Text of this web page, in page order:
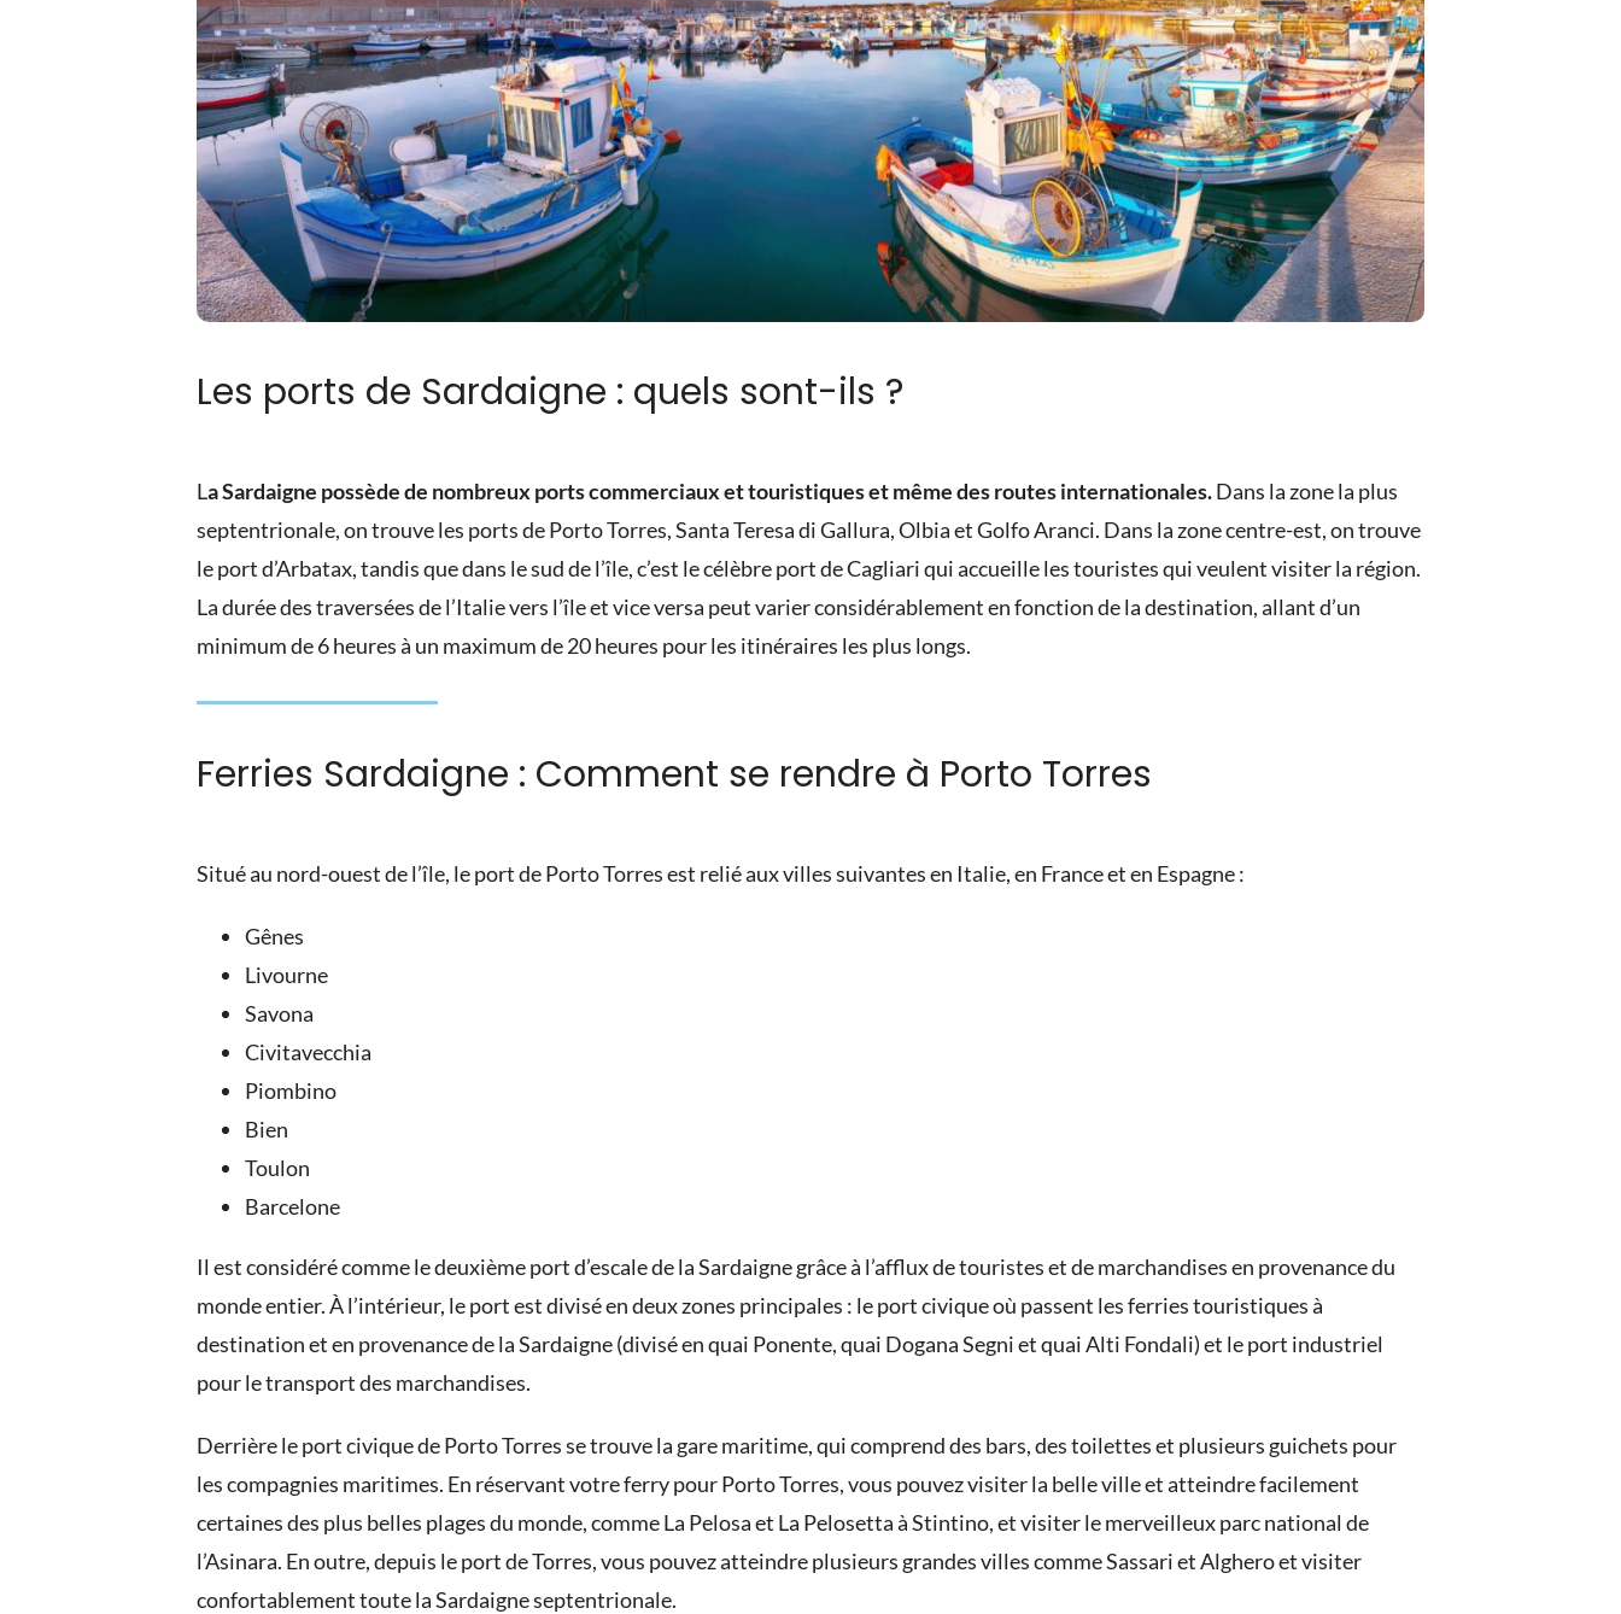
Les ports de Sardaigne : quels sont-ils ?
La Sardaigne possède de nombreux ports commerciaux et touristiques et même des routes internationales.Dans la zone la plus
septentrionale, on trouve les ports de Porto Torres, Santa Teresa di Gallura, Olbia et Golfo Aranci. Dans la zone centre-est, on trouve
le port d’Arbatax, tandis que dans le sud de l’île, c’est le célèbre port de Cagliari qui accueille les touristes qui veulent visiter la région.
La durée des traversées de l’Italie vers l’île et vice versa peut varier considérablement en fonction de la destination, allant d’un
minimum de 6 heures à un maximum de 20 heures pour les itinéraires les plus longs.
Ferries Sardaigne : Comment se rendre à Porto Torres
Situé au nord-ouest de l’île, le port de Porto Torres est relié aux villes suivantes en Italie, en France et en Espagne :
Gênes
Livourne
Savona
Civitavecchia
Piombino
Bien
Toulon
Barcelone
Il est considéré comme le deuxième port d’escale de la Sardaigne grâce à l’afflux de touristes et de marchandises en provenance du
monde entier. À l’intérieur, le port est divisé en deux zones principales : le port civique où passent les ferries touristiques à
destination et en provenance de la Sardaigne (divisé en quai Ponente, quai Dogana Segni et quai Alti Fondali) et le port industriel
pour le transport des marchandises.
Derrière le port civique de Porto Torres se trouve la gare maritime, qui comprend des bars, des toilettes et plusieurs guichets pour
les compagnies maritimes. En réservant votre ferry pour Porto Torres, vous pouvez visiter la belle ville et atteindre facilement
certaines des plus belles plages du monde, comme La Pelosa et La Pelosetta à Stintino, et visiter le merveilleux parc national de
l’Asinara. En outre, depuis le port de Torres, vous pouvez atteindre plusieurs grandes villes comme Sassari et Alghero et visiter
confortablement toute la Sardaigne septentrionale.